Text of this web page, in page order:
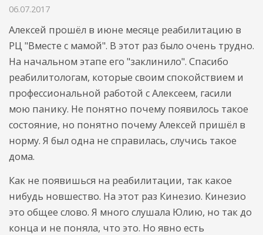
06.07.2017
Алексей прошёл в июне месяце реабилитацию в
РЦ "Вместе с мамой". В этот раз было очень трудно.
На начальном этапе его "заклинило". Спасибо
реабилитологам, которые своим спокойствием и
профессиональной работой с Алексеем, гасили
мою панику. Не понятно почему появилось такое
состояние, но понятно почему Алексей пришёл в
норму. Я был одна не справилась, случись такое
дома.
Как не появишься на реабилитации, так какое
нибудь новшество. На этот раз Кинезио. Кинезио
это общее слово. Я много слушала Юлию, но так до
конца и не поняла, что это. Но явно есть